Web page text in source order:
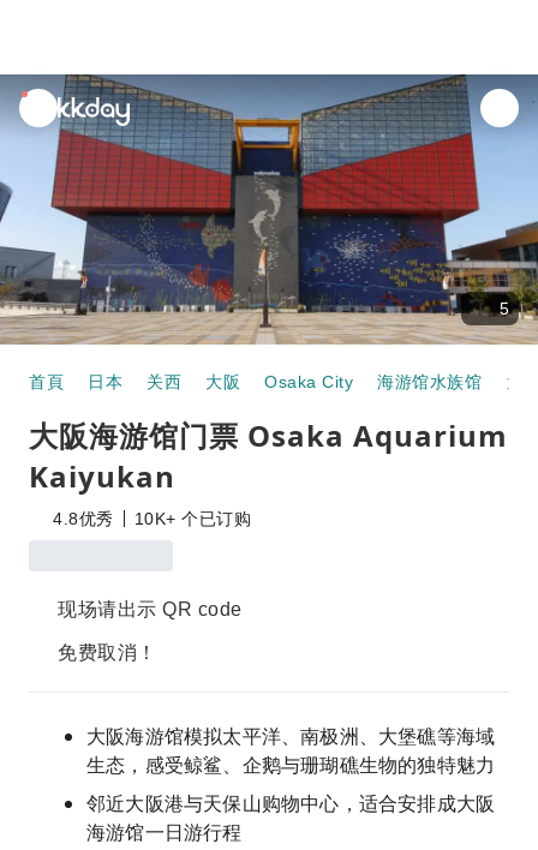
unread
notifications
5
首頁 日本 关西 大阪 Osaka City 海游馆水族馆
大阪海游馆门票 Osaka Aquarium
Kaiyukan
4.8优秀 10K+ 个已订购
现场请出示 QR code
免费取消！
大阪海游馆模拟太平洋、南极洲、大堡礁等海域
生态，感受鲸鲨、企鹅与珊瑚礁生物的独特魅力
邻近大阪港与天保山购物中心，适合安排成大阪
海游馆一日游行程